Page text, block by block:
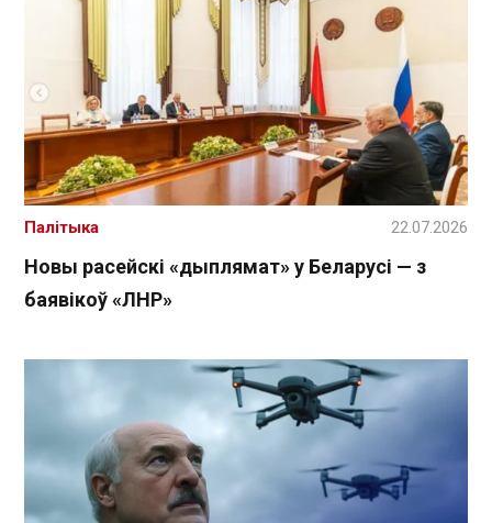
Новы расейскі «дыплямат» у Беларусі — з
баявікоў «ЛНР»
Палітыка 22.07.2026